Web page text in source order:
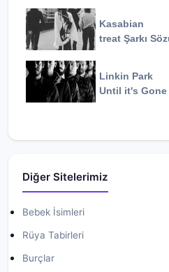
Kasabian
treat Şarkı
Linkin Park
Until it's Gone
Diğer Sitelerimiz
Bebek İsimleri
Rüya Tabirleri
Burçlar